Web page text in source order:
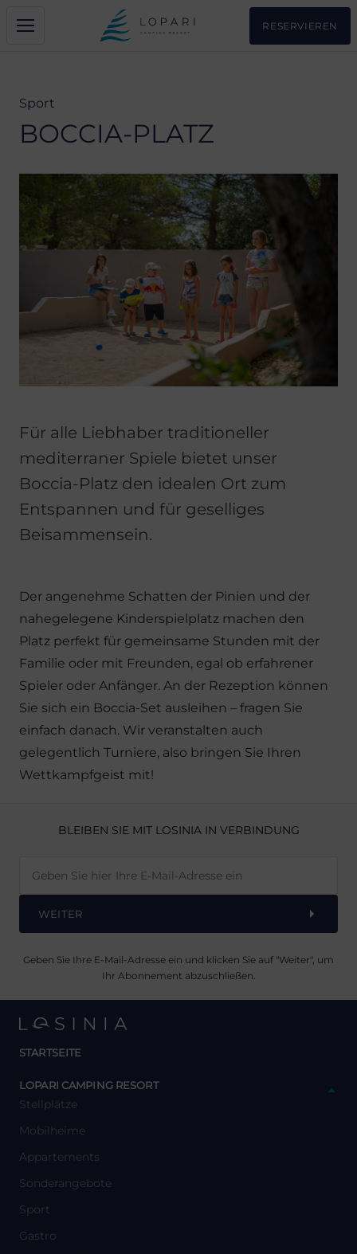
RESERVIEREN
Sport
BOCCIA-PLATZ
Für alle Liebhaber traditioneller
mediterraner Spiele bietet unser
Boccia-Platz den idealen Ort zum
Entspannen und für geselliges
Beisammensein.
Der angenehme Schatten der Pinien und der
nahegelegene Kinderspielplatz machen den
Platz perfekt für gemeinsame Stunden mit der
Familie oder mit Freunden, egal ob erfahrener
Spieler oder Anfänger. An der Rezeption können
Sie sich ein Boccia-Set ausleihen – fragen Sie
einfach danach. Wir veranstalten auch
gelegentlich Turniere, also bringen Sie Ihren
Wettkampfgeist mit!
BLEIBEN SIE MIT LOSINIA IN VERBINDUNG
WEITER
Geben Sie Ihre E-Mail-Adresse ein und klicken Sie auf "Weiter", um
Ihr Abonnement abzuschließen.
STARTSEITE
LOPARI CAMPING RESORT
Stellplätze
Mobilheime
Appartements
Sonderangebote
Sport
Gastro